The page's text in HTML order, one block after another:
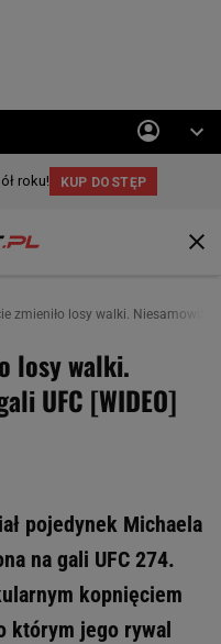
zmieniło losy walki. Niesamowity
losy walki.
UFC [WIDEO]
pojedynek Michaela
na gali UFC 274.
kopnięciem
którym jego rywal